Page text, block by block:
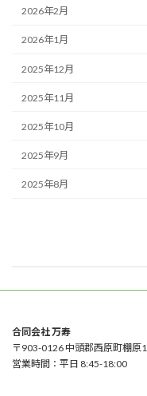
2026年2月
2026年1月
2025年12月
2025年11月
2025年10月
2025年9月
2025年8月
合同会社 万寿
〒903-0126 中頭郡西原町棚原
営業時間：平日 8:45-18:00